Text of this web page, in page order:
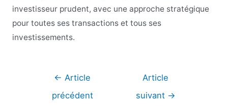
investisseur prudent, avec une approche stratégique
pour toutes ses transactions et tous ses
investissements.
Navigation
l’article
← Article
précédent
Article
suivant →